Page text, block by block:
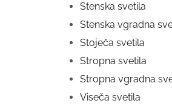
Stenska svetila
Stenska vgradna
Stoječa svetila
Stropna svetila
Stropna vgradna
Viseča svetila